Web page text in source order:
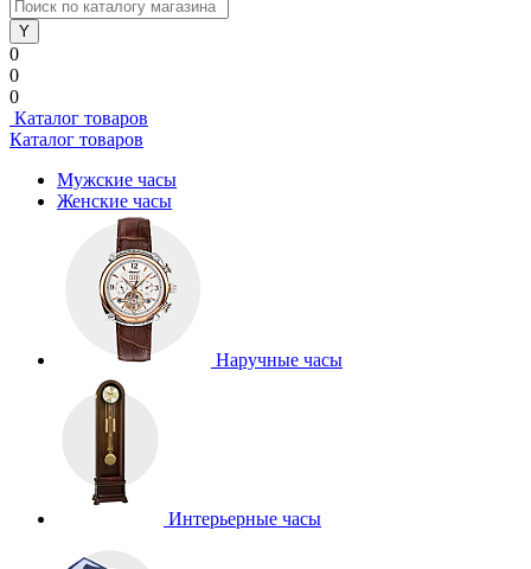
0
0
0
Каталог товаров
Каталог товаров
Мужские часы
Женские часы
Наручные часы
Интерьерные часы